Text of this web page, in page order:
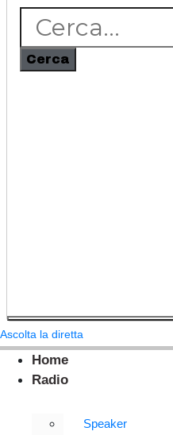
Cerca
Ascolta la diretta
Home
Radio
Speaker